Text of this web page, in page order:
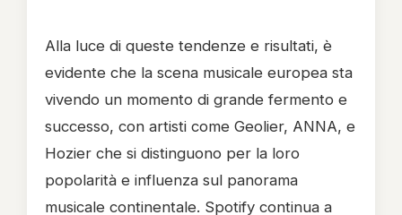
Alla luce di queste tendenze e risultati, è
evidente che la scena musicale europea sta
vivendo un momento di grande fermento e
successo, con artisti come Geolier, ANNA, e
Hozier che si distinguono per la loro
popolarità e influenza sul panorama
musicale continentale. Spotify continua a